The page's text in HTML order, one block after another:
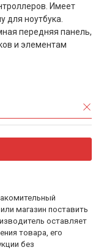
Имеет
для ноутбука.
передняя панель,
и элементам
магазин поставить
оставляет
товара, его
без